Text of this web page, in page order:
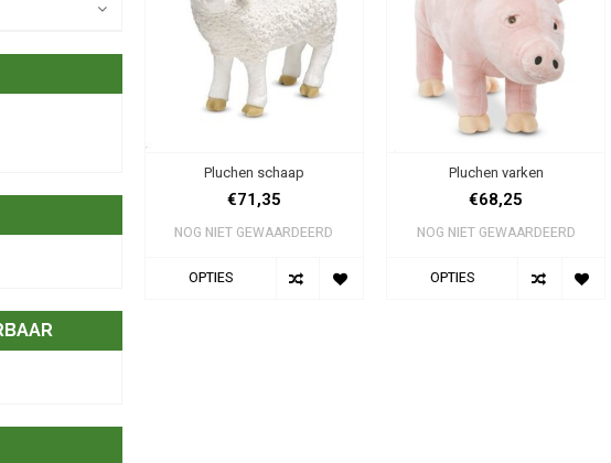
Pluchen schaap
€71,35
NOG NIET GEWAARDEERD
OPTIES
Pluchen varken
€68,25
NOG NIET GEWAARDEERD
OPTIES